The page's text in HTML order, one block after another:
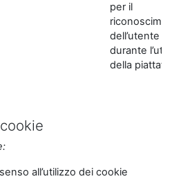
per il
dell’utente
durante
della
all’utilizzo dei cookie